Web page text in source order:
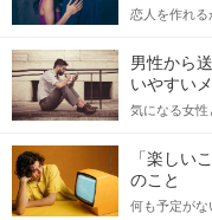
恋人を作れる
てアプロー
格的に始めよ
をしっかり
記事では、女
合にどのよ
男性から
いやすい
気になる女
しかし、中
っしゃるの
送るLINEで
えながら解説
「楽しい
のこと
何も予定が